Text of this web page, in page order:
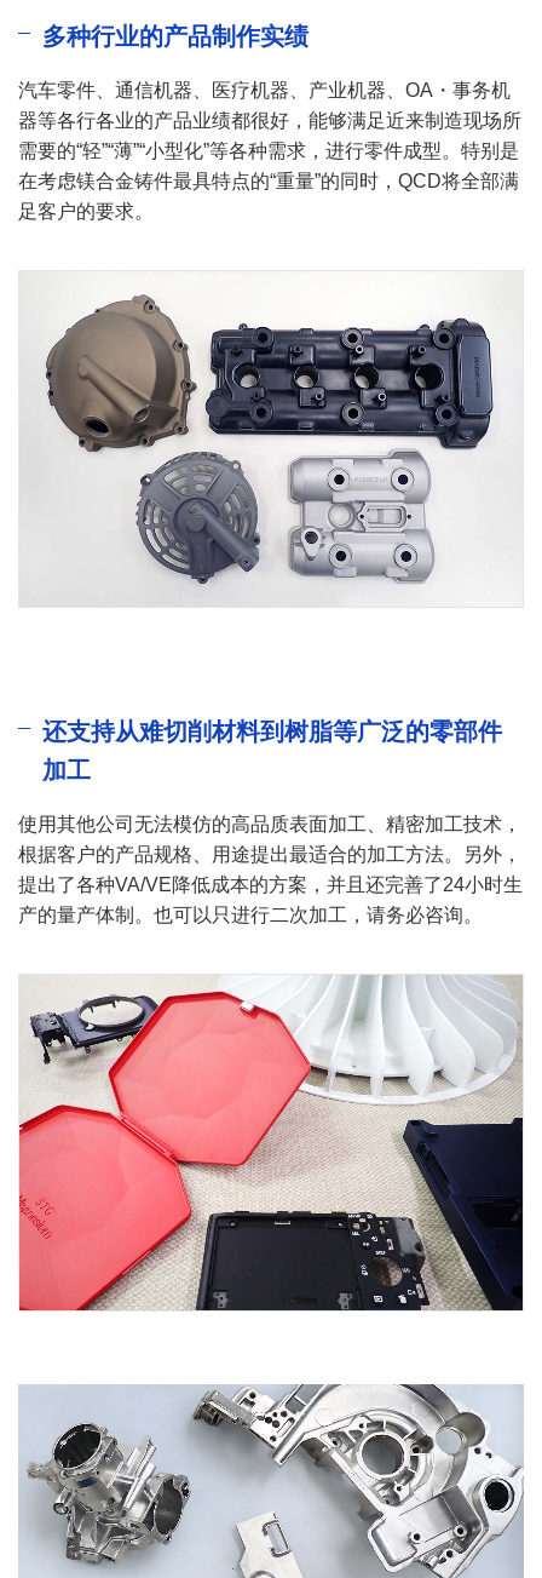
多种行业的产品制作实绩
汽车零件、通信机器、医疗机器、产业机器、OA・事务机
器等各行各业的产品业绩都很好，能够满足近来制造现场所
需要的“轻”“薄”“小型化”等各种需求，进行零件成型。特别是
在考虑镁合金铸件最具特点的“重量”的同时，QCD将全部满
足客户的要求。
还支持从难切削材料到树脂等广泛的零部件
加工
使用其他公司无法模仿的高品质表面加工、精密加工技术，
根据客户的产品规格、用途提出最适合的加工方法。另外，
提出了各种VA/VE降低成本的方案，并且还完善了24小时生
产的量产体制。也可以只进行二次加工，请务必咨询。